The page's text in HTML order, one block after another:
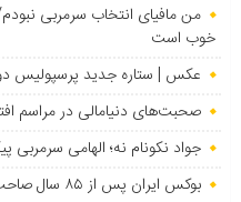
من مافیای انتخاب سرمربی
خوب است
عکس | ستاره جدید پرسپولیس
صحبت‌های دنیامالی در مراسم
جواد نکونام نه؛ الهامی سرمربی
بوکس ایران پس از ۸۵ سال صاحب آکادمی تیم های ملی شد